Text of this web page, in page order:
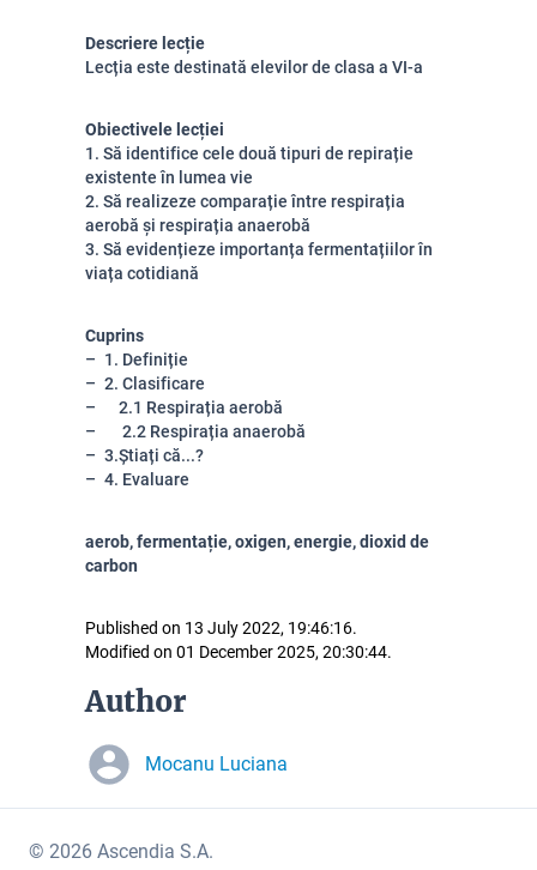
Descriere lecție
Lecția este destinată elevilor de clasa a VI-a
Obiectivele lecției
1. Să identifice cele două tipuri de repirație
existente în lumea vie
2. Să realizeze comparație între respirația
aerobă și respirația anaerobă
3. Să evidențieze importanța fermentațiilor în
viața cotidiană
Cuprins
1. Definiție
2. Clasificare
2.1 Respirația aerobă
2.2 Respirația anaerobă
3.Știați că...?
4. Evaluare
aerob, fermentație, oxigen, energie, dioxid de
carbon
Published on 13 July 2022, 19:46:16.
Modified on 01 December 2025, 20:30:44.
Author
Mocanu Luciana
© 2026 Ascendia S.A.